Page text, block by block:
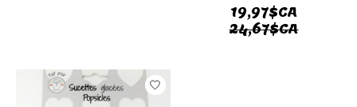
19,97$CA
24,67$CA